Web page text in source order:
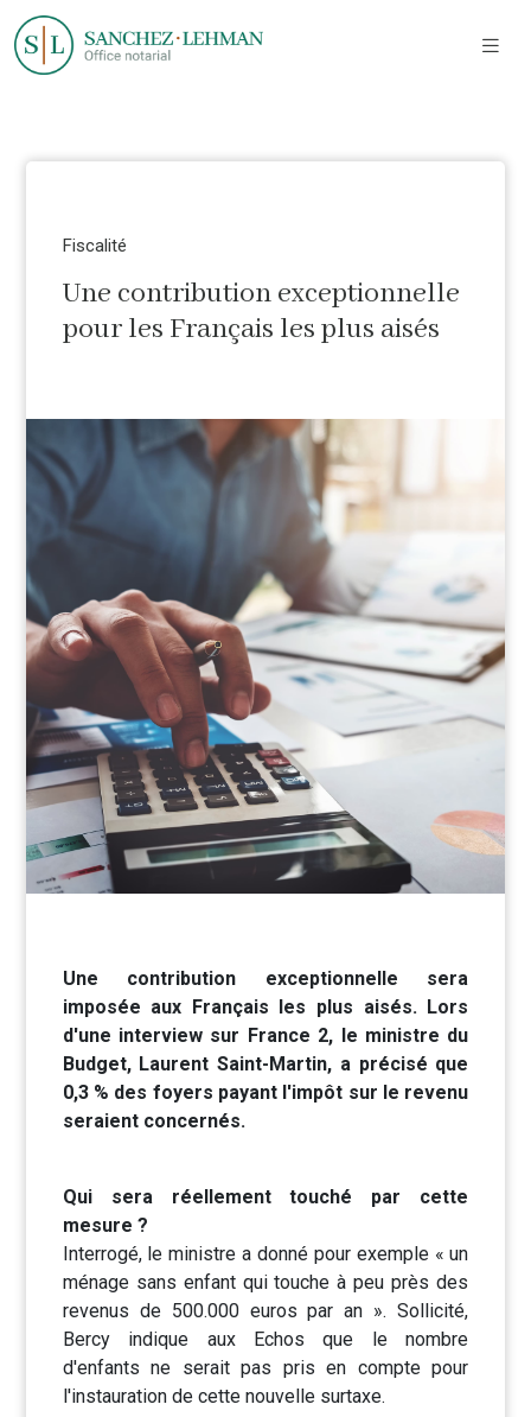
Fiscalité
Une contribution exceptionnelle
pour les Français les plus aisés
Une contribution exceptionnelle sera
imposée aux Français les plus aisés. Lors
d'une interview sur France 2, le ministre du
Budget, Laurent Saint-Martin, a précisé que
0,3 % des foyers payant l'impôt sur le revenu
seraient concernés.
Qui sera réellement touché par cette
mesure ?
Interrogé, le ministre a donné pour exemple « un
ménage sans enfant qui touche à peu près des
revenus de 500.000 euros par an ». Sollicité,
Bercy indique aux Echos que le nombre
d'enfants ne serait pas pris en compte pour
l'instauration de cette nouvelle surtaxe.